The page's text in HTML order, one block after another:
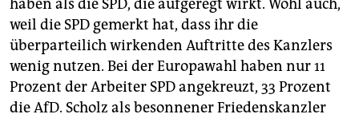
haben als die SPD, die aufgeregt wirkt. Wohl auch,
weil die SPD gemerkt hat, dass ihr die
überparteilich wirkenden Auftritte des Kanzlers
wenig nutzen. Bei der Europawahl haben nur 11
Prozent der Arbeiter SPD angekreuzt, 33 Prozent
die AfD. Scholz als besonnener Friedenskanzler